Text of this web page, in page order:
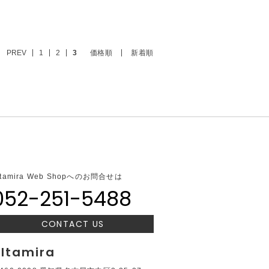
価格順 新着順
PREV 1 2 3
Web Shopへのお問合せは
251-5488
CONTACT US